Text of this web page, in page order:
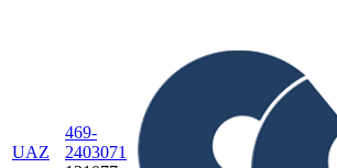
UAZ
469-
2403071